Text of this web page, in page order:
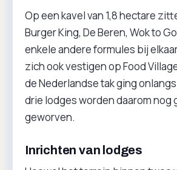
Op een kavel van 1,8 hectare
Burger King, De Beren, Wok to
enkele andere formules bij
zich ook vestigen op Food
de Nederlandse tak ging
drie lodges worden daarom nog
geworven.
Inrichten van lodges